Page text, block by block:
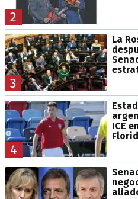
2
3
La
4
ICE